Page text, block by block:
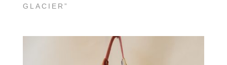
GLACIER”